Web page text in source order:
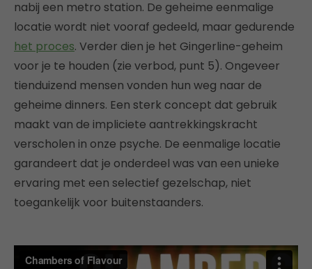
nabij een metro station. De geheime eenmalige
locatie wordt niet vooraf gedeeld, maar gedurende
het proces. Verder dien je het Gingerline-geheim
voor je te houden (zie verbod, punt 5). Ongeveer
tienduizend mensen vonden hun weg naar de
geheime dinners. Een sterk concept dat gebruik
maakt van de impliciete aantrekkingskracht
verscholen in onze psyche. De eenmalige locatie
garandeert dat je onderdeel was van een unieke
ervaring met een selectief gezelschap, niet
toegankelijk voor buitenstaanders.